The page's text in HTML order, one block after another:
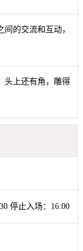
的交流和互动，
头上还有角，雕得
停止入场：16:00